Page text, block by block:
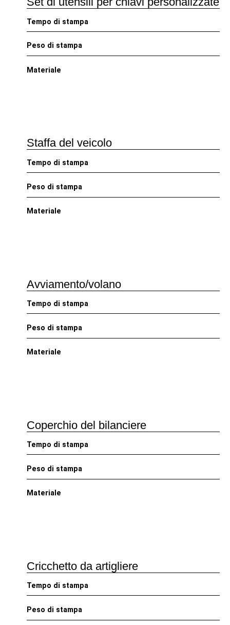
Tempo di stampa
Peso di stampa
Materiale
Staffa del veicolo
Tempo di stampa
Peso di stampa
Materiale
Avviamento/volano
Tempo di stampa
Peso di stampa
Materiale
Coperchio del bilanciere
Tempo di stampa
Peso di stampa
Materiale
Cricchetto da artigliere
Tempo di stampa
Peso di stampa